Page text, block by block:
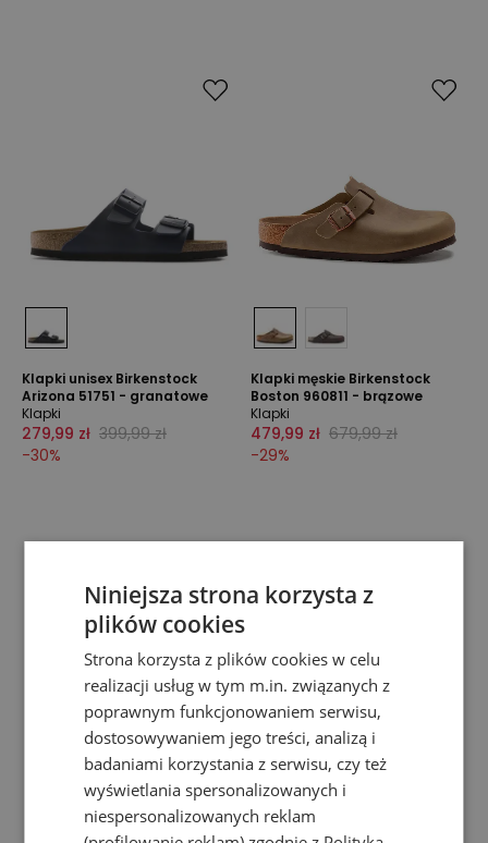
Klapki unisex Birkenstock
Arizona 51751 - granatowe
Klapki
279,99 zł 399,99 zł
-30%
Klapki męskie Birkenstock
Boston 960811 - brązowe
Klapki
479,99 zł 679,99 zł
-29%
Niniejsza strona korzysta z
plików cookies
Strona korzysta z plików cookies w celu
realizacji usług w tym m.in. związanych z
poprawnym funkcjonowaniem serwisu,
dostosowywaniem jego treści, analizą i
badaniami korzystania z serwisu, czy też
wyświetlania spersonalizowanych i
niespersonalizowanych reklam